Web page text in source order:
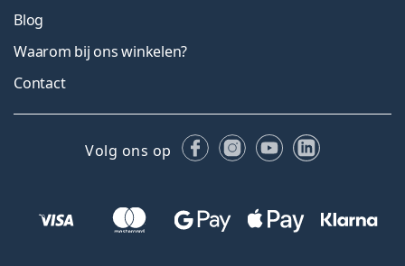
Blog
Waarom bij ons winkelen?
Contact
Volg ons op FacebookInstagram
YouTubeLinkedIn